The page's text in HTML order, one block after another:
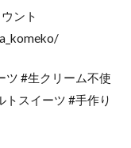
ント
ツ #生クリーム不使
トスイーツ #手作り